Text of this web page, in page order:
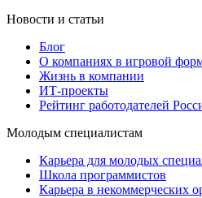
Новости и статьи
Блог
О компаниях в игровой
Жизнь в компании
ИТ-проекты
Рейтинг работодателей
Молодым специалистам
Карьера для молодых
Школа программистов
Карьера в некоммерческих